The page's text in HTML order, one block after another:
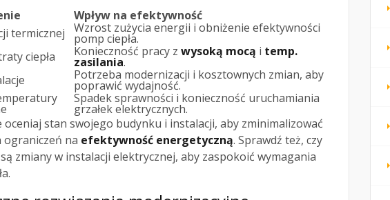
Wpływ na efektywność
termicznej
Wzrost zużycia energii i obniżenie efektywności
pomp ciepła.
ciepła
Konieczność pracy z wysoką mocą i temp.
zasilania.
Potrzeba modernizacji i kosztownych zmian, aby
poprawić wydajność.
Spadek sprawności i konieczność uruchamiania
grzałek elektrycznych.
oceniaj stan swojego budynku i instalacji, aby zminimalizować
ograniczeń na efektywność energetyczną. Sprawdź też, czy
zmiany w instalacji elektrycznej, aby zaspokoić wymagania